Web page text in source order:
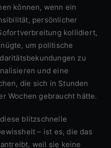
können, wenn ein
persönlicher
kollidiert,
um politische
zu
und eine
die sich in Stunden
Wochen gebraucht hätte.
– ist es, die das
weil sie keine